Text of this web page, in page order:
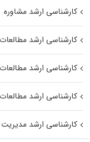
کارشناسی ارشد مشاوره
کارشناسی ارشد
کارشناسی ارشد
کارشناسی ارشد
کارشناسی ارشد